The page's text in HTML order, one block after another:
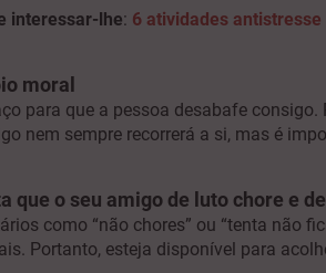
interessar-lhe: 6 atividades
moral
para que a pessoa desabafe
nem sempre recorrerá a si, mas é
que o seu amigo de luto chore e
como “não chores” ou “tenta não
Portanto, esteja disponível para